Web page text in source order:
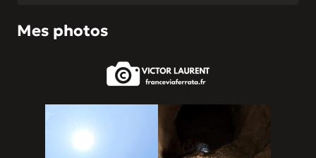
Mes photos